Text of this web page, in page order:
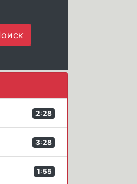
2:28
3:28
1:55